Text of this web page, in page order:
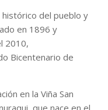
histórico del pueblo y
en 1896 y
2010,
Bicentenario de
en la Viña San
que nace en el